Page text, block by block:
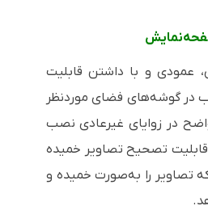
عمودی و با داشتن قابلیت
در گوشه‌های فضای موردنظر
در زوایای غیرعادی نصب
تصحیح تصاویر خمیده
تصاویر را به‌صورت خمیده و